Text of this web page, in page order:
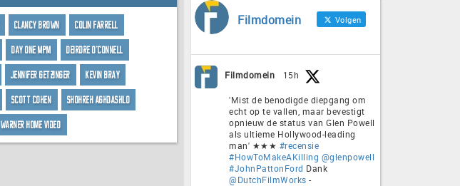
Clancy Brown Colin Farrell
Day One MPM Deirdre O’Connell
Jennifer Getzinger Kevin Bray
Scott Cohen Shohreh Aghdashlo
Warner Home Video
Filmdomein Volgen
Filmdomein 15h
'Mist de benodigde diepgang om
echt op te vallen, maar bevestigt
opnieuw de status van Glen Powell
als ultieme Hollywood-leading
man' ★★★ #recensie
#HowToMakeAKilling @glenpowell
#JohnPattonFord Dank
@DutchFilmWorks -